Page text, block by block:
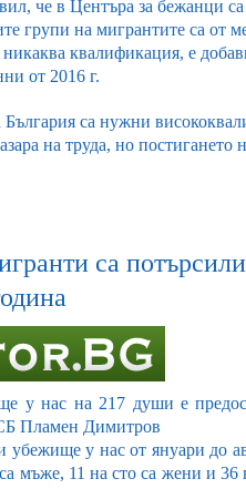
че в Центъра за бежанци
групи на мигрантите са от
квалификация, е
от 2016 г.
са нужни
на труда, но
са
у нас на 217 души е
Пламен Димитров
убежище у нас от януари до
мъже, 11 на сто са жени и 36